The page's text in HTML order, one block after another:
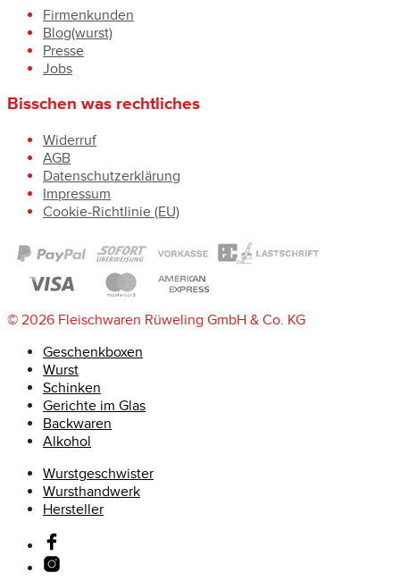
Firmenkunden
Blog(wurst)
Presse
Jobs
Bisschen was rechtliches
Widerruf
AGB
Datenschutzerklärung
Impressum
Cookie-Richtlinie (EU)
© 2026 Fleischwaren Rüweling GmbH & Co. KG
Geschenkboxen
Wurst
Schinken
Gerichte im Glas
Backwaren
Alkohol
Wurstgeschwister
Wursthandwerk
Hersteller